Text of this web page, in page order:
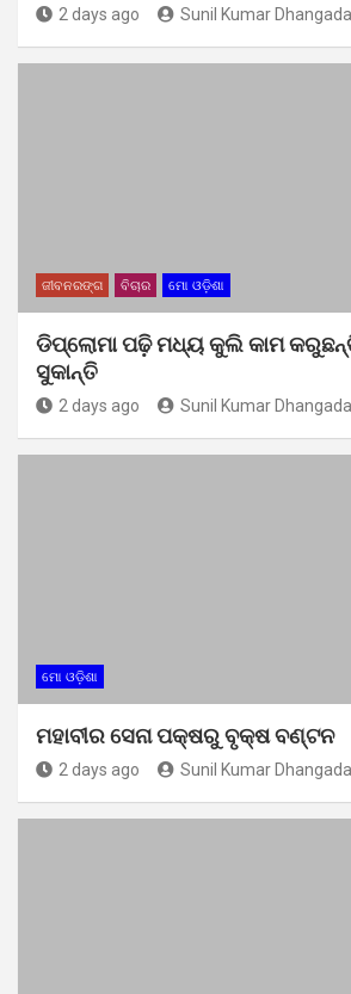
2 days ago Sunil Kumar
ଜୀବନରଙ୍ଗ ବିଚାର ମୋ ଓଡ଼ିଶା
ଡିପ୍ଲୋମା ପଢ଼ି ମଧ୍ୟ କୁଲି କାମ
ସୁକାନ୍ତି
2 days ago Sunil Kumar
ମୋ ଓଡ଼ିଶା
ମହାବୀର ସେନା ପକ୍ଷରୁ ବୃକ୍ଷ ବଣ୍ଟନ
2 days ago Sunil Kumar